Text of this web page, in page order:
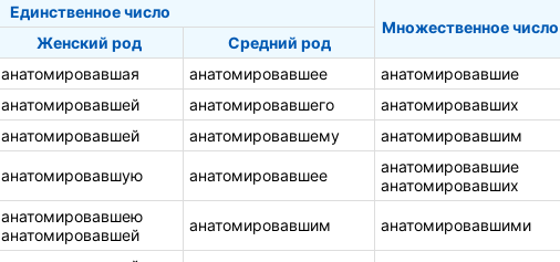
Единственное число
Множественное число
Женский род
Средний род
анатомировавшая анатомировавшее
анатомировавшие
анатомировавшей анатомировавшего
анатомировавших
анатомировавшей анатомировавшему анатомировавшим
анатомировавшую анатомировавшее
анатомировавшие
анатомировавших
анатомировавшею
анатомировавшей
анатомировавшим анатомировавшими